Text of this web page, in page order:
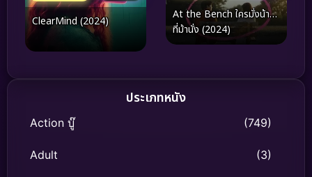
ClearMind (2024)
At the Bench ใครมั่งน้า…
ที่ม้านั่ง (2024)
ประเภทหนัง
Action บู๊ (749)
Adult (3)